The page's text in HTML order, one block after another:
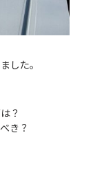
した。
？
き？